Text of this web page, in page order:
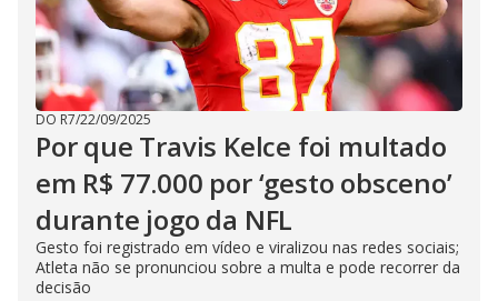
DO R7/22/09/2025
Por que Travis Kelce foi multado
em R$ 77.000 por ‘gesto obsceno’
durante jogo da NFL
Gesto foi registrado em vídeo e viralizou nas redes sociais;
Atleta não se pronunciou sobre a multa e pode recorrer da
decisão